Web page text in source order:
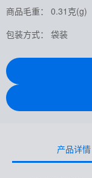
商品毛重： 0.31克(g)
包装方式： 袋装
产品详情